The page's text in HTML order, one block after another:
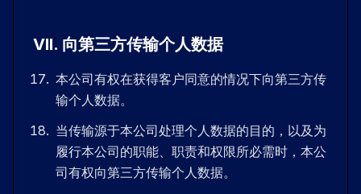
VII. 向第三方传输个人数据
本公司有权在获得客户同意的情况下向第三方传
输个人数据。
当传输源于本公司处理个人数据的目的，以及为
履行本公司的职能、职责和权限所必需时，本公
司有权向第三方传输个人数据。